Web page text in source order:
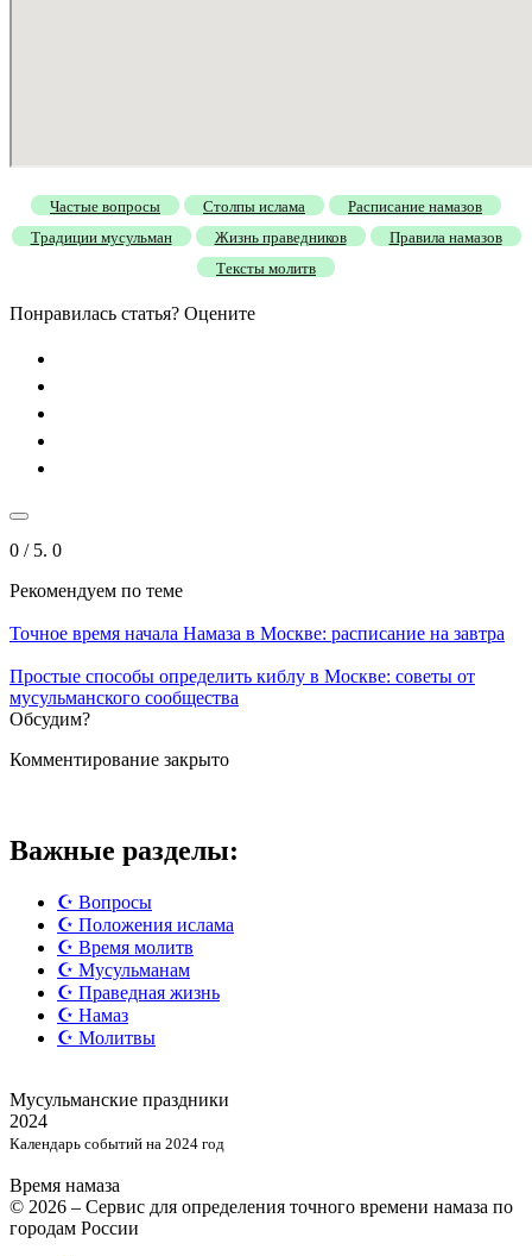
Частые вопросы Столпы ислама
Расписание намазов
Традиции мусульман
Жизнь праведников
Правила намазов
Тексты молитв
Понравилась статья? Оцените
0 / 5. 0
Рекомендуем по теме
Точное время начала Намаза в Москве: расписание на завтра
Простые способы определить киблу в Москве: советы от
мусульманского сообщества
Обсудим?
Комментирование закрыто
Важные разделы:
☪️ Вопросы
☪️ Положения ислама
☪️ Время молитв
☪️ Мусульманам
☪️ Праведная жизнь
☪️ Намаз
☪️ Молитвы
Мусульманские праздники
2024
Календарь событий на 2024 год
Время намаза
© 2026 – Сервис для определения точного времени намаза по
городам России